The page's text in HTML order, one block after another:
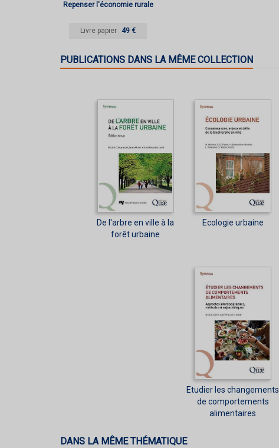
Repenser l'économie rurale
Livre papier 49 €
PUBLICATIONS DANS LA MÊME COLLECTION
De l'arbre en ville à la
forêt urbaine
Ecologie urbaine
Etudier les changements
de comportements
alimentaires
DANS LA MÊME THÉMATIQUE